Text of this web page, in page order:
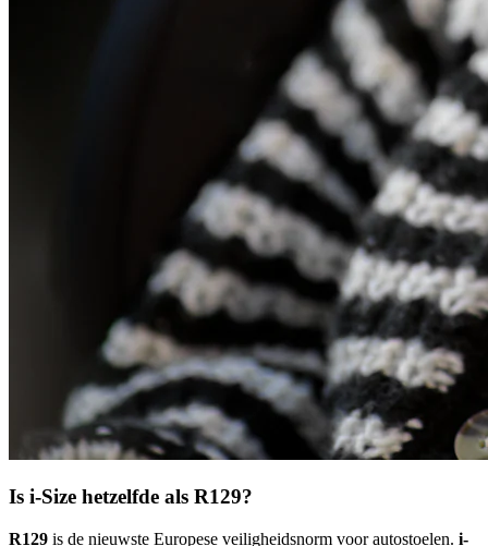
Is i-Size hetzelfde als R129?
R129 is de nieuwste Europese veiligheidsnorm voor autostoelen. i-